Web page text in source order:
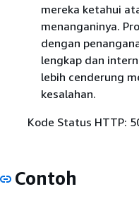
mereka ketahui
menanganinya.
dengan
lengkap dan
lebih cenderung
kesalahan.
Kode Status HTTP:
Contoh